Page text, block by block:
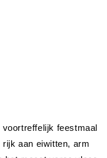
feestmaal
aan eiwitten, arm